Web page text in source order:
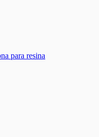
para resina